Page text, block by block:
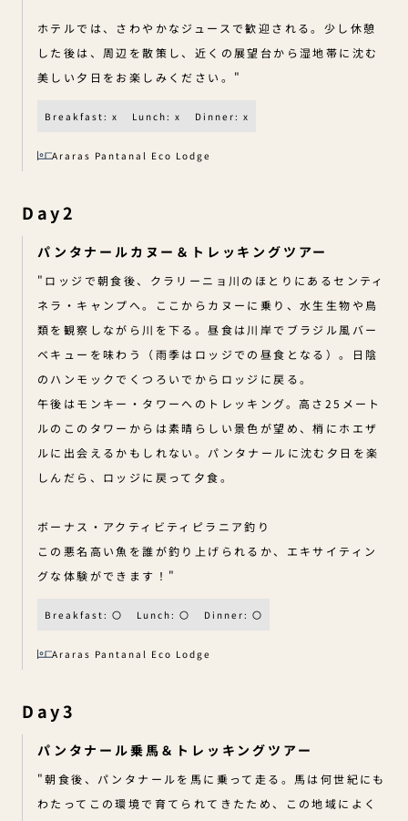
ホテルでは、さわやかなジュースで歓迎される。少し休憩
した後は、周辺を散策し、近くの展望台から湿地帯に沈む
美しい夕日をお楽しみください。"
Breakfast: x Lunch: x Dinner: x
Araras Pantanal Eco Lodge
Day2
パンタナールカヌー＆トレッキングツアー
"ロッジで朝食後、クラリーニョ川のほとりにあるセンティ
ネラ・キャンプへ。ここからカヌーに乗り、水生生物や鳥
類を観察しながら川を下る。昼食は川岸でブラジル風バー
ベキューを味わう（雨季はロッジでの昼食となる）。日陰
のハンモックでくつろいでからロッジに戻る。
午後はモンキー・タワーへのトレッキング。高さ25メート
ルのこのタワーからは素晴らしい景色が望め、梢にホエザ
ルに出会えるかもしれない。パンタナールに沈む夕日を楽
しんだら、ロッジに戻って夕食。
ボーナス・アクティビティピラニア釣り
この悪名高い魚を誰が釣り上げられるか、エキサイティン
グな体験ができます！"
Breakfast: 〇 Lunch: 〇 Dinner: 〇
Araras Pantanal Eco Lodge
Day3
パンタナール乗馬＆トレッキングツアー
"朝食後、パンタナールを馬に乗って走る。馬は何世紀にも
わたってこの環境で育てられてきたため、この地域によく